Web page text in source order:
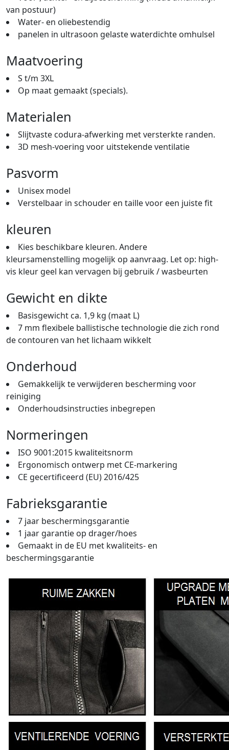
van postuur)
Water- en oliebestendig
panelen in ultrasoon gelaste waterdichte omhulsel
Maatvoering
S t/m 3XL
Op maat gemaakt (specials).
Materialen
Slijtvaste codura-afwerking met versterkte randen.
3D mesh-voering voor uitstekende ventilatie
Pasvorm
Unisex model
Verstelbaar in schouder en taille voor een juiste fit
kleuren
Kies beschikbare kleuren. Andere
kleursamenstelling mogelijk op aanvraag. Let op: high-
vis kleur geel kan vervagen bij gebruik / wasbeurten
Gewicht en dikte
Basisgewicht ca. 1,9 kg (maat L)
7 mm flexibele ballistische technologie die zich rond
de contouren van het lichaam wikkelt
Onderhoud
Gemakkelijk te verwijderen bescherming voor
reiniging
Onderhoudsinstructies inbegrepen
Normeringen
ISO 9001:2015 kwaliteitsnorm
Ergonomisch ontwerp met CE-markering
CE gecertificeerd (EU) 2016/425
Fabrieksgarantie
7 jaar beschermingsgarantie
1 jaar garantie op drager/hoes
Gemaakt in de EU met kwaliteits- en
beschermingsgarantie